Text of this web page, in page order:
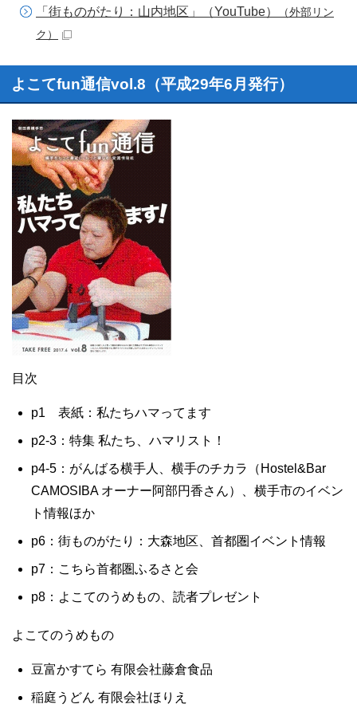
「街ものがたり：山内地区」（YouTube）
（外部リン
ク）
よこてfun通信vol.8（平成29年6月発行）
目次
p1 表紙：私たちハマってます
p2-3：特集 私たち、ハマリスト！
p4-5：がんばる横手人、横手のチカラ（Hostel&Bar
CAMOSIBA オーナー阿部円香さん）、横手市のイベン
ト情報ほか
p6：街ものがたり：大森地区、首都圏イベント情報
p7：こちら首都圏ふるさと会
p8：よこてのうめもの、読者プレゼント
よこてのうめもの
豆富かすてら 有限会社藤倉食品
稲庭うどん 有限会社ほりえ